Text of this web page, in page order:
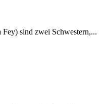
sind zwei Schwestern,...